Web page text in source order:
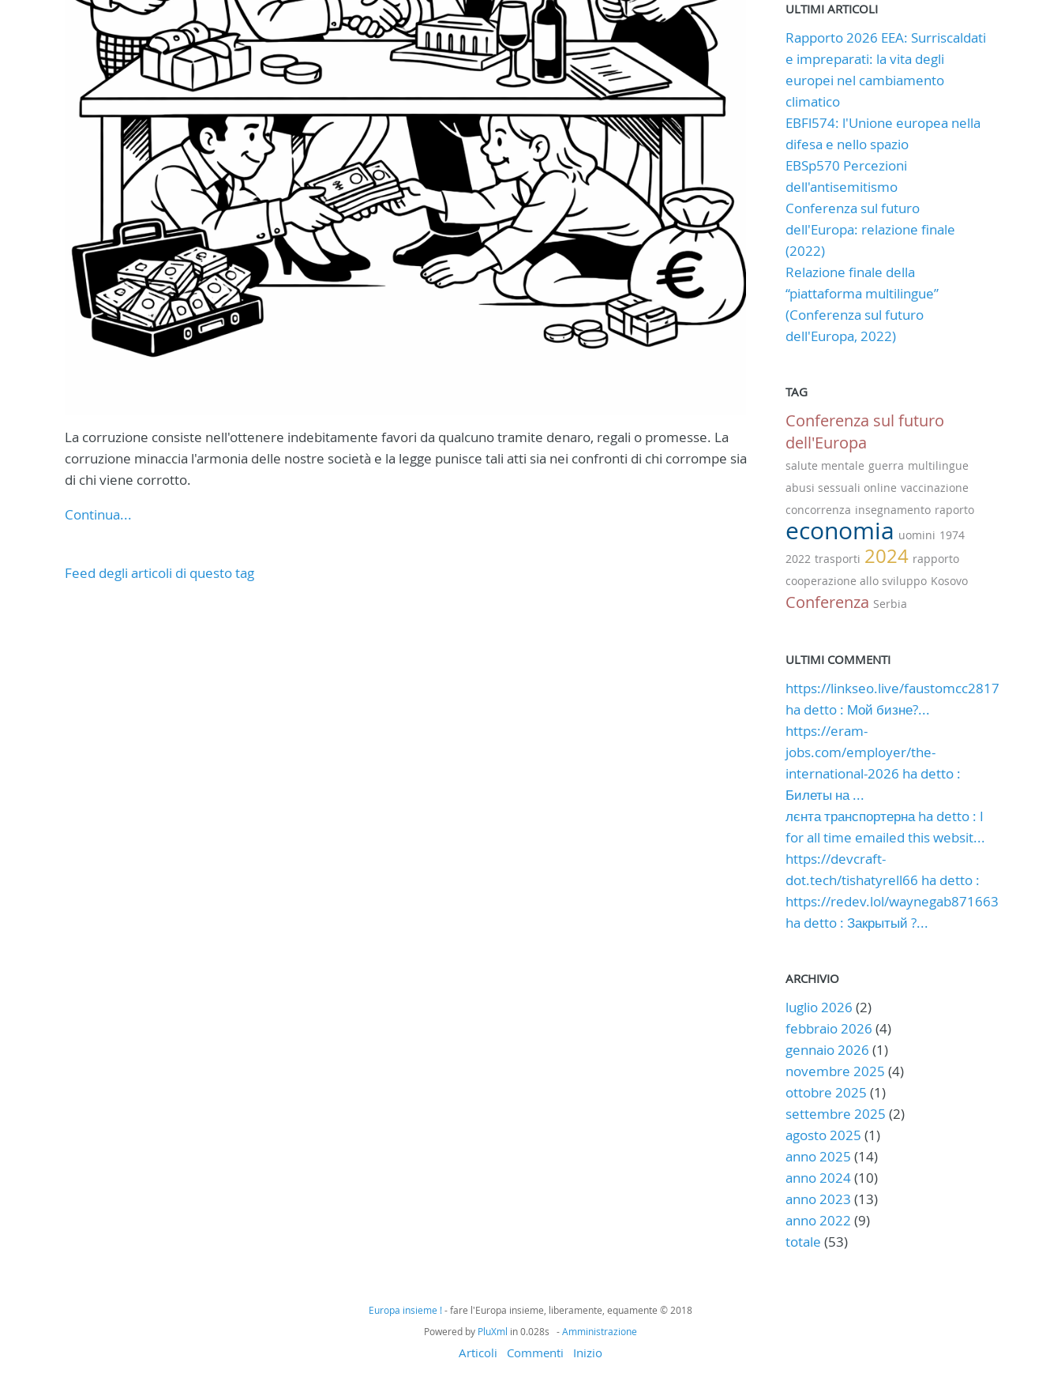
La corruzione consiste nell'ottenere indebitamente favori da qualcuno tramite denaro, regali o promesse. La
corruzione minaccia l'armonia delle nostre società e la legge punisce tali atti sia nei confronti di chi corrompe sia
di chi viene corrotto.
Continua...
Feed degli articoli di questo tag
ULTIMI ARTICOLI
Rapporto 2026 EEA: Surriscaldati
e impreparati: la vita degli
europei nel cambiamento
climatico
EBFl574: l'Unione europea nella
difesa e nello spazio
EBSp570 Percezioni
dell'antisemitismo
Conferenza sul futuro
dell'Europa: relazione finale
(2022)
Relazione finale della
“piattaforma multilingue”
(Conferenza sul futuro
dell'Europa, 2022)
TAG
Conferenza sul futuro
dell'Europa
salute mentale guerra multilingue
abusi sessuali online vaccinazione
concorrenza insegnamento raporto
economia uomini 1974
2022 trasporti 2024 rapporto
cooperazione allo sviluppo Kosovo
Conferenza Serbia
ULTIMI COMMENTI
https://linkseo.live/faustomcc2817
ha detto : Мой бизне?...
https://eram-
jobs.com/employer/the-
international-2026 ha detto :
Билеты на ...
лєнта транспортерна ha detto : I
for all time emailed this websit...
https://devcraft-
dot.tech/tishatyrell66 ha detto :
https://redev.lol/waynegab871663
ha detto : Закрытый ?...
ARCHIVIO
luglio 2026 (2)
febbraio 2026 (4)
gennaio 2026 (1)
novembre 2025 (4)
ottobre 2025 (1)
settembre 2025 (2)
agosto 2025 (1)
anno 2025 (14)
anno 2024(10)
anno 2023 (13)
anno 2022 (9)
totale (53)
Europa insieme !- fare l'Europa insieme, liberamente, equamente © 2018
Powered by PluXml in 0.028s -Amministrazione
Articoli Commenti Inizio